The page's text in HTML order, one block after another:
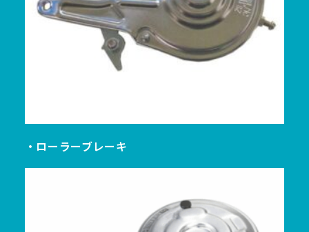
・ローラーブレーキ